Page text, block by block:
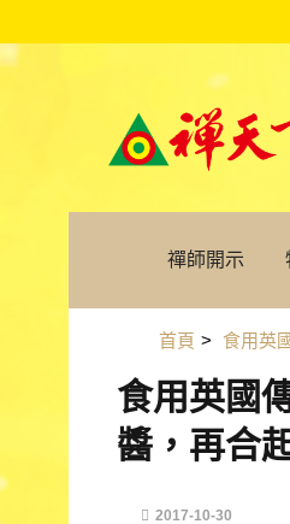
禪師開示
首頁 > 食用英
食用英國
醬，再合
2017-10-30